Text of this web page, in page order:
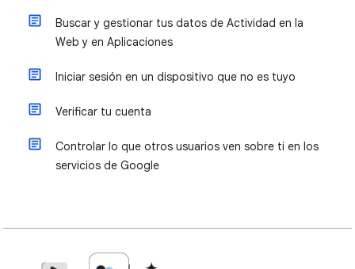
Buscar y gestionar tus datos de Actividad en la
Web y en Aplicaciones
Iniciar sesión en un dispositivo que no es tuyo
Verificar tu cuenta
Controlar lo que otros usuarios ven sobre ti en los
servicios de Google